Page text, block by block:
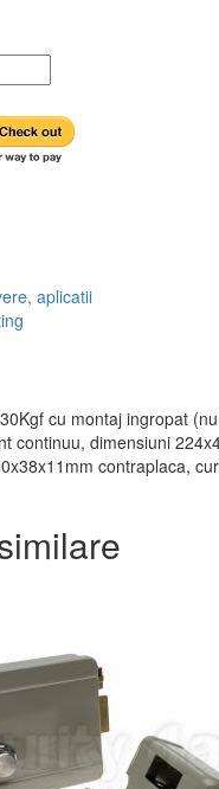
aplicatii
cu montaj ingropat
continuu, dimensiuni
contraplaca,